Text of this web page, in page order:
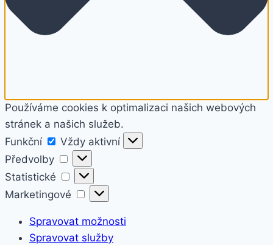
Používáme cookies k optimalizaci našich webových
stránek a našich služeb.
Funkční
Funkční
Vždy aktivní
Předvolby
Předvolby
Statistické
Statistické
Marketingové
Marketingové
Spravovat možnosti
Spravovat služby